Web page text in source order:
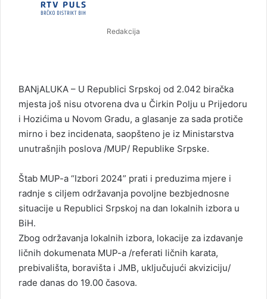
Redakcija
BANjALUKA – U Republici Srpskoj od 2.042 biračka
mjesta još nisu otvorena dva u Čirkin Polju u Prijedoru
i Hozićima u Novom Gradu, a glasanje za sada protiče
mirno i bez incidenata, saopšteno je iz Ministarstva
unutrašnjih poslova /MUP/ Republike Srpske.
Štab MUP-a “Izbori 2024” prati i preduzima mjere i
radnje s ciljem održavanja povoljne bezbjednosne
situacije u Republici Srpskoj na dan lokalnih izbora u
BiH.
Zbog održavanja lokalnih izbora, lokacije za izdavanje
ličnih dokumenata MUP-a /referati ličnih karata,
prebivališta, boravišta i JMB, uključujući akviziciju/
rade danas do 19.00 časova.